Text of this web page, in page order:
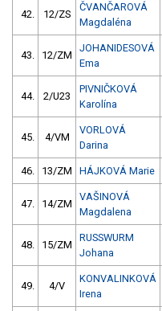
42. 12/ZS
ČVANČAROVÁ
Magdaléna
43. 12/ZM
JOHANIDESOVÁ
Ema
44. 2/U23
PIVNIČKOVÁ
Karolína
45. 4/VM
VORLOVÁ
Darina
46. 13/ZM HÁJKOVÁ Marie
47. 14/ZM
VAŠINOVÁ
Magdalena
48. 15/ZM
RUSSWURM
Johana
49. 4/V
KONVALINKOVÁ
Irena